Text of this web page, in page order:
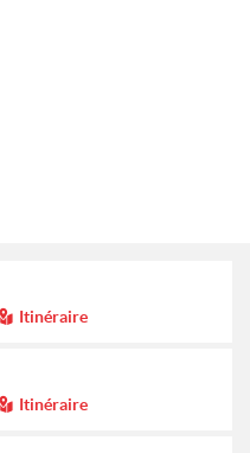
Itinéraire
Itinéraire